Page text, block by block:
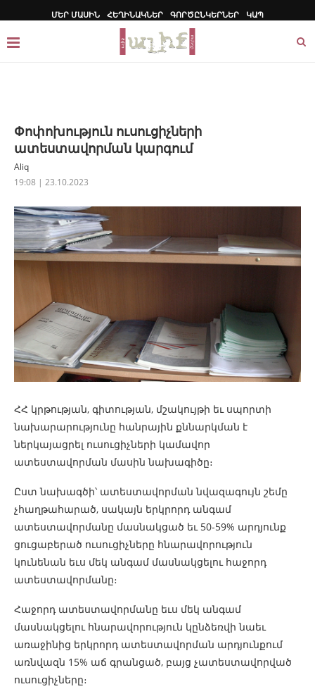
ՄԵՐ ՄԱՍԻՆ ՀԵՂԻՆԱԿՆԵՐ ԳՈՐԾԸՆԿԵՐՆԵՐ ԿԱՊ
Փոփոխություն ուսուցիչների
ատեստավորման կարգում
Aliq
19:08 | 23.10.2023
ՀՀ կրթության, գիտության, մշակույթի եւ սպորտի
նախարարությունը հանրային քննարկման է
ներկայացրել ուսուցիչների կամավոր
ատեստավորման մասին նախագիծը։
Ըստ նախագծի՝ ատեստավորման նվազագույն շեմը
չհաղթահարած, սակայն երկրորդ անգամ
ատեստավորմանը մասնակցած եւ 50-59% արդյունք
ցուցաբերած ուսուցիչները հնարավորություն
կունենան եւս մեկ անգամ մասնակցելու հաջորդ
ատեստավորմանը։
Հաջորդ ատեստավորմանը եւս մեկ անգամ
մասնակցելու հնարավորություն կընձեռվի նաեւ
առաջինից երկրորդ ատեստավորման արդյունքում
առնվազն 15% աճ գրանցած, բայց չատեստավորված
ուսուցիչները։